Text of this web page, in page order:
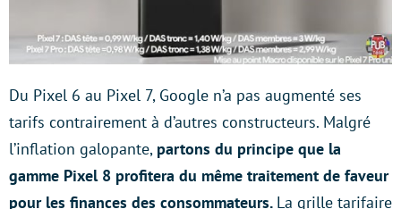
Du Pixel 6 au Pixel 7, Google n’a pas augmenté ses
tarifs contrairement à d’autres constructeurs. Malgré
l’inflation galopante, partons du principe que la
gamme Pixel 8 profitera du même traitement de faveur
pour les finances des consommateurs. La grille tarifaire